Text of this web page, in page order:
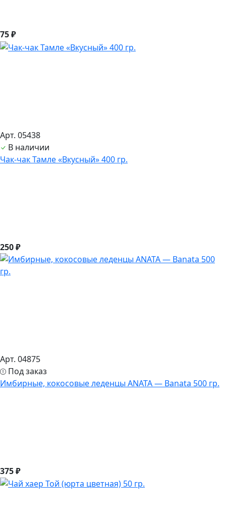
75 ₽
Арт. 05438
В наличии
Чак-чак Тамле «Вкусный» 400 гр.
250 ₽
Арт. 04875
Под заказ
Имбирные, кокосовые леденцы ANATA — Banata 500 гр.
375 ₽